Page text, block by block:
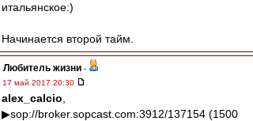
итальянское:)
Начинается второй тайм.
Любитель жизни -
17 май 2017 20:30
alex_calcio
▶sop://broker.sopcast.com:3912/137154 (1500